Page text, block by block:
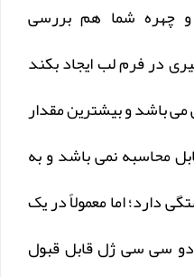
چهره شما هم بررسی
در فرم لب ایجاد بکند
می باشد و بیشترین مقدار
محاسبه نمی باشد و به
دارد؛ اما معمولاً در یک
سی سی ژل قابل قبول